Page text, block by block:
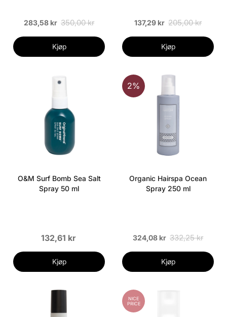
283,58 kr 350,00 kr
Kjøp
137,29 kr 205,00 kr
Kjøp
O&M Surf Bomb Sea Salt
Spray 50 ml
132,61 kr
Kjøp
2%
Organic Hairspa Ocean
Spray 250 ml
324,08 kr 332,25 kr
Kjøp
NICE
PRICE